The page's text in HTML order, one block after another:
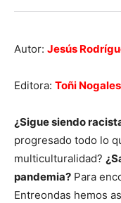
Autor: Jesús
Editora: Toñi Nogales
¿Sigue siendo
progresado todo lo
multiculturalidad?
pandemia? Para
Entreondas hemos